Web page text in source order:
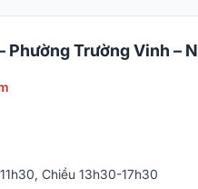
Phường Trường Vinh –
Chiều 13h30-17h30